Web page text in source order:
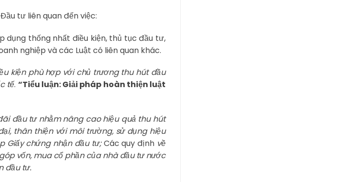
tư liên quan đến việc:
dụng thống nhất điều kiện, thủ tục đầu tư,
nghiệp và các Luật có liên quan khác.
kiện phù hợp với chủ trương thu hút đầu
tế. “Tiểu luận: Giải pháp hoàn thiện luật
đầu tư nhằm nâng cao hiệu quả thu hút
thân thiện với môi trường, sử dụng hiệu
Giấy chứng nhận đầu tư;Các quy định về
vốn, mua cổ phần của nhà đầu tư nước
đầu tư.